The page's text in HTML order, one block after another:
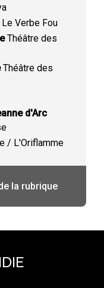
Verbe Fou
Théâtre des
Théâtre des
d'Arc
/ L'Oriflamme
la rubrique